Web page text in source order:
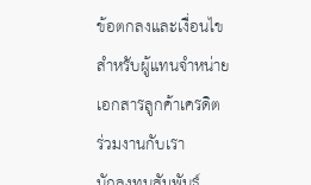
ข้อตกลงและเงื่อนไข
สำหรับผู้แทนจำหน่าย
เอกสารลูกค้าเครดิต
ร่วมงานกับเรา